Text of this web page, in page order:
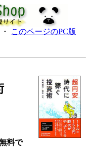
・ このページのPC版
料で